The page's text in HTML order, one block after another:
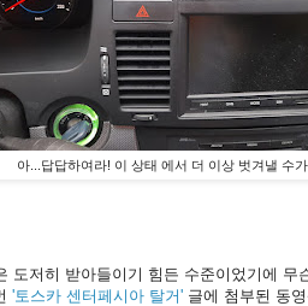
아...답답하여라! 이 상태 에서 더 이상 벗겨낼 수가
도저히 받아들이기 힘든 수준이었기에 무
'토스카 센터페시아 탈거' 글에 첨부된 동